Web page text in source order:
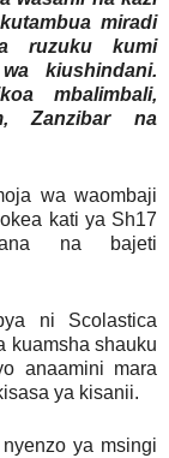
miradi
ruzuku kumi
kiushindani.
mbalimbali,
Zanzibar na
wa waombaji
kati ya Sh17
na bajeti
ni Scolastica
kuamsha shauku
anaamini mara
ya kisanii.
ya msingi